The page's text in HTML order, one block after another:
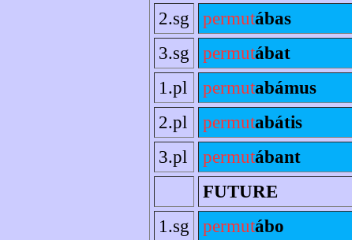
2.sg
permutábas
3.sg
permutábat
1.pl
permutabámus
2.pl
permutabátis
3.pl
permutábant
FUTURE
1.sg
permutábo